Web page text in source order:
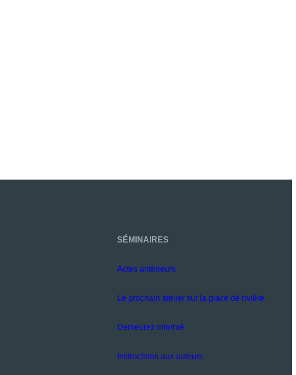
SÉMINAIRES
Actes antérieurs
Le prochain atelier sur la glace de rivière
Demeurez informé
Instructions aux auteurs